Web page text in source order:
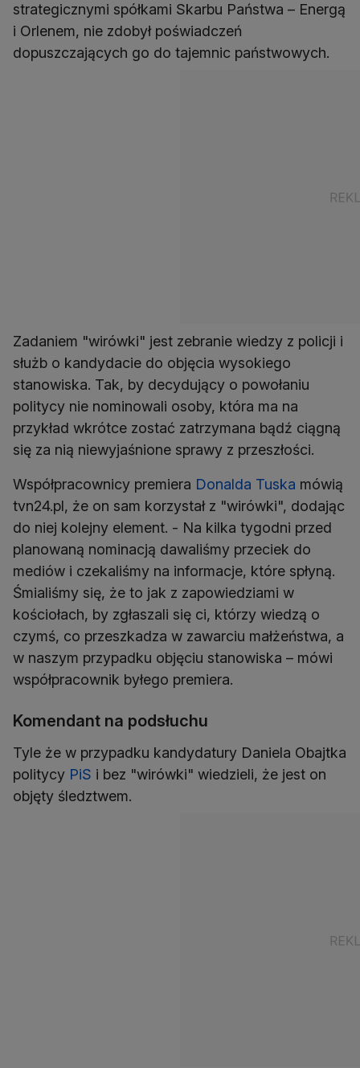
strategicznymi spółkami Skarbu Państwa – Energą
i Orlenem, nie zdobył poświadczeń
dopuszczających go do tajemnic państwowych.
Zadaniem "wirówki" jest zebranie wiedzy z policji i
służb o kandydacie do objęcia wysokiego
stanowiska. Tak, by decydujący o powołaniu
politycy nie nominowali osoby, która ma na
przykład wkrótce zostać zatrzymana bądź ciągną
się za nią niewyjaśnione sprawy z przeszłości.
Współpracownicy premiera Donalda Tuska mówią
tvn24.pl, że on sam korzystał z "wirówki", dodając
do niej kolejny element. - Na kilka tygodni przed
planowaną nominacją dawaliśmy przeciek do
mediów i czekaliśmy na informacje, które spłyną.
Śmialiśmy się, że to jak z zapowiedziami w
kościołach, by zgłaszali się ci, którzy wiedzą o
czymś, co przeszkadza w zawarciu małżeństwa, a
w naszym przypadku objęciu stanowiska – mówi
współpracownik byłego premiera.
Komendant na podsłuchu
Tyle że w przypadku kandydatury Daniela Obajtka
politycy PiS i bez "wirówki" wiedzieli, że jest on
objęty śledztwem.